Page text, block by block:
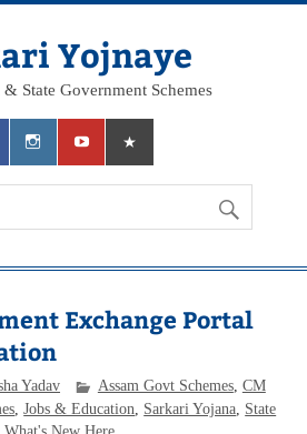
Yojnaye
State Government Schemes
Exchange Portal
Yadav Assam Govt Schemes, CM
,Jobs & Education Sarkari Yojana State